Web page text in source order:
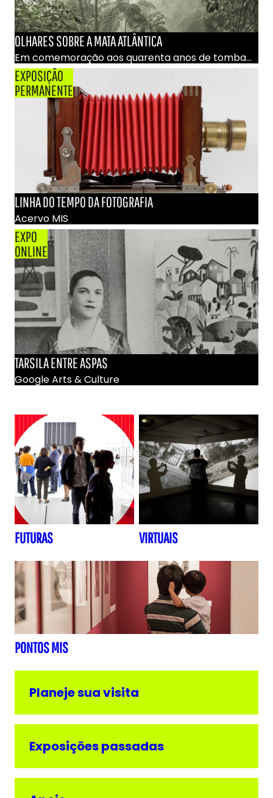
OLHARES SOBRE A MATA ATLÂNTICA
Em comemoração aos quarenta anos de tombamento da Serra do Mar
EXPOSIÇÃO
PERMANENTE
LINHA DO TEMPO DA FOTOGRAFIA
Acervo MIS
EXPO
ONLINE
TARSILA ENTRE ASPAS
Google Arts & Culture
FUTURAS VIRTUAIS
PONTOS MIS
Planeje sua visita
Exposições passadas